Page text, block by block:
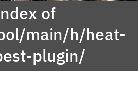
of
main/h/heat-
plugin/